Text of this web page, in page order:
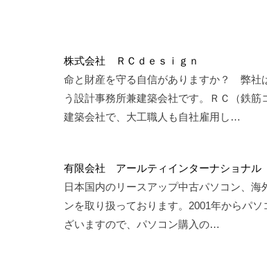
株式会社 ＲＣｄｅｓｉｇｎ
命と財産を守る自信がありますか？ 弊社
う設計事務所兼建築会社です。ＲＣ（鉄筋
建築会社で、大工職人も自社雇用し…
有限会社 アールティインターナショナル
日本国内のリースアップ中古パソコン、海
ンを取り扱っております。2001年からパ
ざいますので、パソコン購入の…